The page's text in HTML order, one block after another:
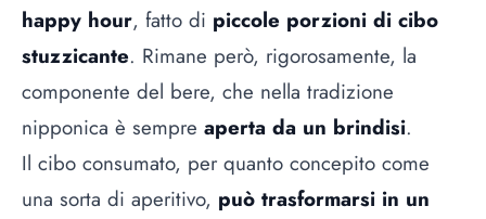
happy hour, fatto di piccole porzioni di cibo
stuzzicante. Rimane però, rigorosamente, la
componente del bere, che nella tradizione
nipponica è sempre aperta da un brindisi.
Il cibo consumato, per quanto concepito come
una sorta di aperitivo, può trasformarsi in un